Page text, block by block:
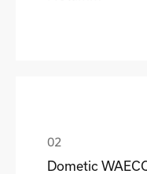
Dometic